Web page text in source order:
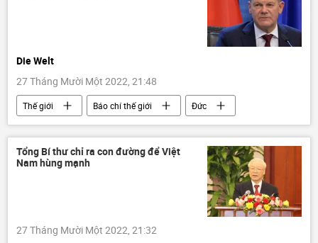
Die Welt
27 Tháng Mười Một 2022, 21:48
Thế giới Báo chí thế giới
Đức
Olaf Scholz
Kinh tế
Chính trị
Nga
Các biện pháp trừng phạt chống Nga
xung đột
Tổng Bí thư chỉ ra con đường để Việt
Nam hùng mạnh
27 Tháng Mười Một 2022, 21:32